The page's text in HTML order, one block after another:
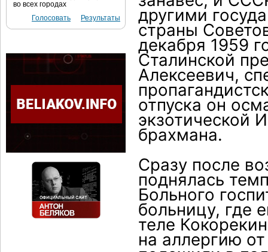
во всех городах
Результаты
Голосовать другими
страны
декабря 1959
Сталинской
Алексеевич,
отпуска он
экзотической
брахмана.
Сразу после
поднялась
Больного
больницу, где
теле
на аллергию